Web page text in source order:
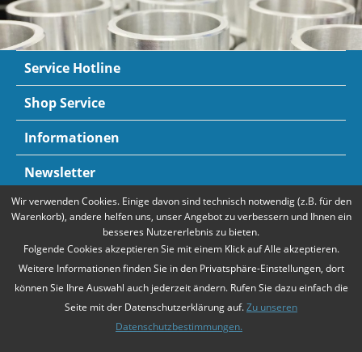
Service Hotline
Shop Service
Informationen
Newsletter
Zahlungsarten Mehr Informationen
Wir verwenden Cookies. Einige davon sind technisch notwendig (z.B. für den
Warenkorb), andere helfen uns, unser Angebot zu verbessern und Ihnen ein
besseres Nutzererlebnis zu bieten.
Folgende Cookies akzeptieren Sie mit einem Klick auf Alle akzeptieren.
Weitere Informationen finden Sie in den Privatsphäre-Einstellungen, dort
können Sie Ihre Auswahl auch jederzeit ändern. Rufen Sie dazu einfach die
Seite mit der Datenschutzerklärung auf.Zu unseren
Datenschutzbestimmungen.